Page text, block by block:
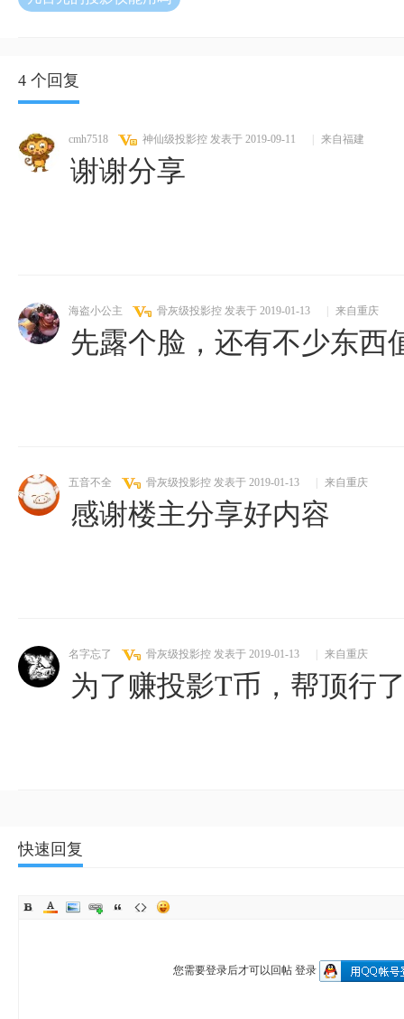
4 个回复
cmh7518 神仙级投影控 发表于 2019-09-11 来自福建
谢谢分享
海盗小公主 骨灰级投影控 发表于 2019-01-13 来自重庆
先露个脸，还有不少东西
五音不全 骨灰级投影控 发表于 2019-01-13 来自重庆
感谢楼主分享好内容
名字忘了 骨灰级投影控 发表于 2019-01-13 来自重庆
为了赚投影T币，帮顶行
快速回复
您需要登录后才可以回帖 登录